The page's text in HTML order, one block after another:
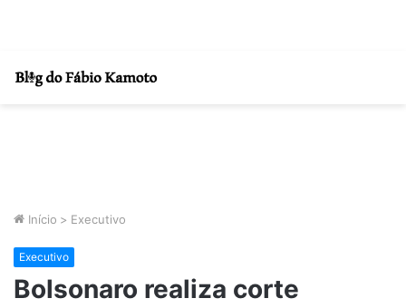
Início > Executivo
Executivo
Bolsonaro realiza corte